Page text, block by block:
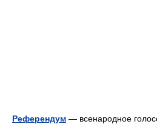
Референдум — всенародное